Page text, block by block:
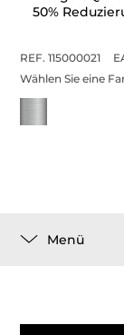
50%
REF. 115000021
Wählen Sie eine
Menü